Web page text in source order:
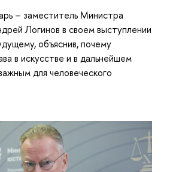
– заместитель Министра
Логинов в своем выступлении
объяснив, почему
в искусстве и в дальнейшем
для человеческого